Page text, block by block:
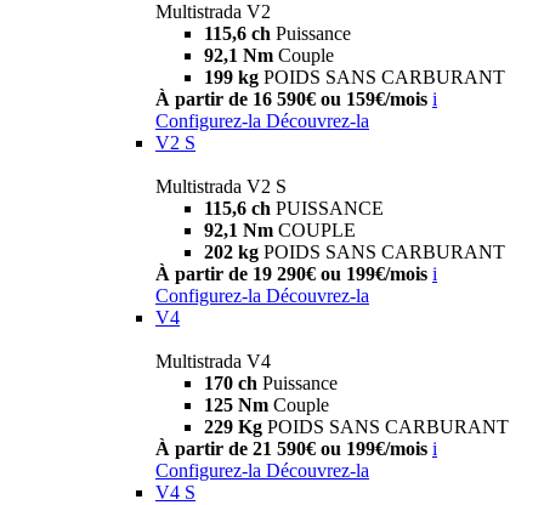
Multistrada V2
115,6 ch Puissance
92,1 Nm Couple
199 kg POIDS SANS CARBURANT
À partir de 16 590€ ou 159€/mois i
Configurez-la Découvrez-la
V2 S
Multistrada V2 S
115,6 ch PUISSANCE
92,1 Nm COUPLE
202 kg POIDS SANS CARBURANT
À partir de 19 290€ ou 199€/mois i
Configurez-la Découvrez-la
V4
Multistrada V4
170 ch Puissance
125 Nm Couple
229 Kg POIDS SANS CARBURANT
À partir de 21 590€ ou 199€/mois i
Configurez-la Découvrez-la
V4 S